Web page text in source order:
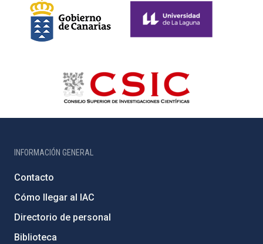
INFORMACIÓN GENERAL
Contacto
Cómo llegar al IAC
Directorio de personal
Biblioteca